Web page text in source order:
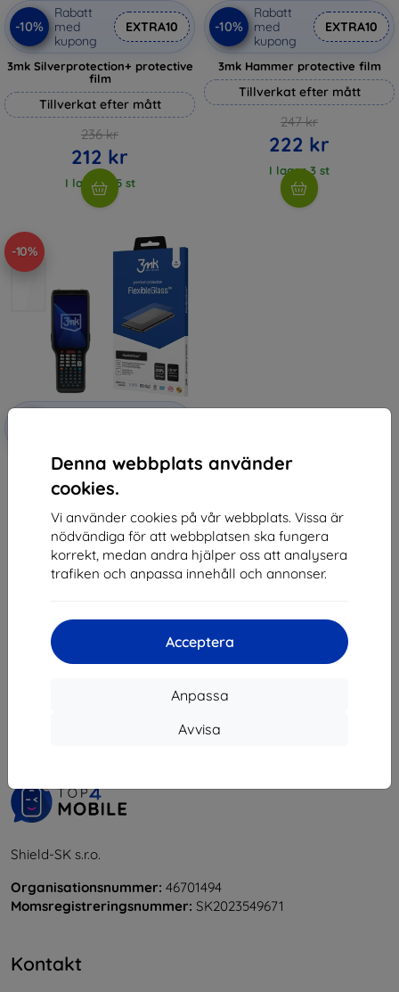
Denna webbplats använder
cookies.
Vi använder cookies på vår webbplats. Vissa är
nödvändiga för att webbplatsen ska fungera
korrekt, medan andra hjälper oss att analysera
trafiken och anpassa innehåll och annonser.
Acceptera
Anpassa
Avvisa
-10%
Rabatt
med
kupong
EXTRA10
3mk Silverprotection+ protective
film
Tillverkat efter mått
236 kr
212 kr
I lager > 5 st
-10%
Rabatt
med
kupong
EXTRA10
3mk Hammer protective film
Tillverkat efter mått
247 kr
222 kr
I lager 3 st
-10%
Rabatt
3mk FlexibleGlass Hybrid glass
for Honeywell CK62
147 kr
132 kr
I lager > 5 st
Shield-SK s.r.o.
Organisationsnummer: 46701494
Momsregistreringsnummer: SK2023549671
Kontakt